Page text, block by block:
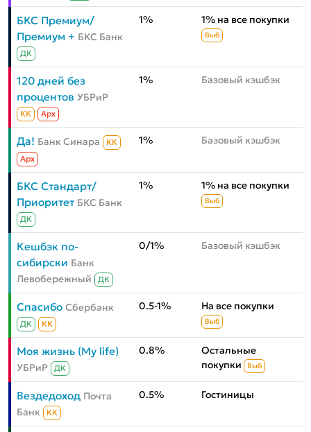
БКС Премиум/
Премиум + БКС Банк
ДК
1% 1% на все покупки
Выб
120 дней без
процентов УБРиР
КК Aрх
1% Базовый кэшбэк
Да! Банк Синара
КК
Aрх
1% Базовый кэшбэк
БКС Стандарт/
Приоритет БКС Банк
ДК
1% 1% на все покупки
Выб
Кешбэк по-
сибирски Банк
Левобережный
ДК
0/1% Базовый кэшбэк
Спасибо Сбербанк
ДК КК
0.5-1% На все покупки
Выб
Моя жизнь (My life)
УБРиР ДК
0.8%
Остальные
покупки
Выб
Вездедоход Почта
Банк
КК
0.5% Гостиницы